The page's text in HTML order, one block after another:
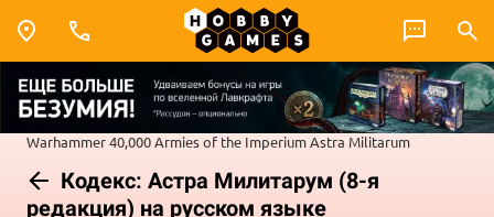
Warhammer 40,000Armies of the ImperiumAstra Militarum
Кодекс: Астра Милитарум (8-я
редакция) на русском языке